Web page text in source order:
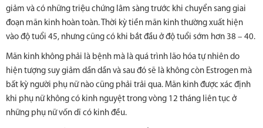
giảm và có những triệu chứng lâm sàng trước khi chuyển sang giai
đoạn mãn kinh hoàn toàn. Thời kỳ tiền mãn kinh thường xuất hiện
vào độ tuổi 45, nhưng cũng có khi bắt đầu ở độ tuổi sớm hơn 38 – 40.
Mãn kinh không phải là bệnh mà là quá trình lão hóa tự nhiên do
hiện tượng suy giảm dần dần và sau đó sẽ là không còn Estrogen mà
bất kỳ người phụ nữ nào cũng phải trải qua. Mãn kinh được xác định
khi phụ nữ không có kinh nguyệt trong vòng 12 tháng liên tục ở
những phụ nữ vốn dĩ có kinh đều.